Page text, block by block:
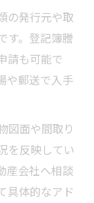
の発行元や取
す。登記簿謄
請も可能で
や郵送で入手
図面や間取り
を反映してい
産会社へ相談
具体的なアド